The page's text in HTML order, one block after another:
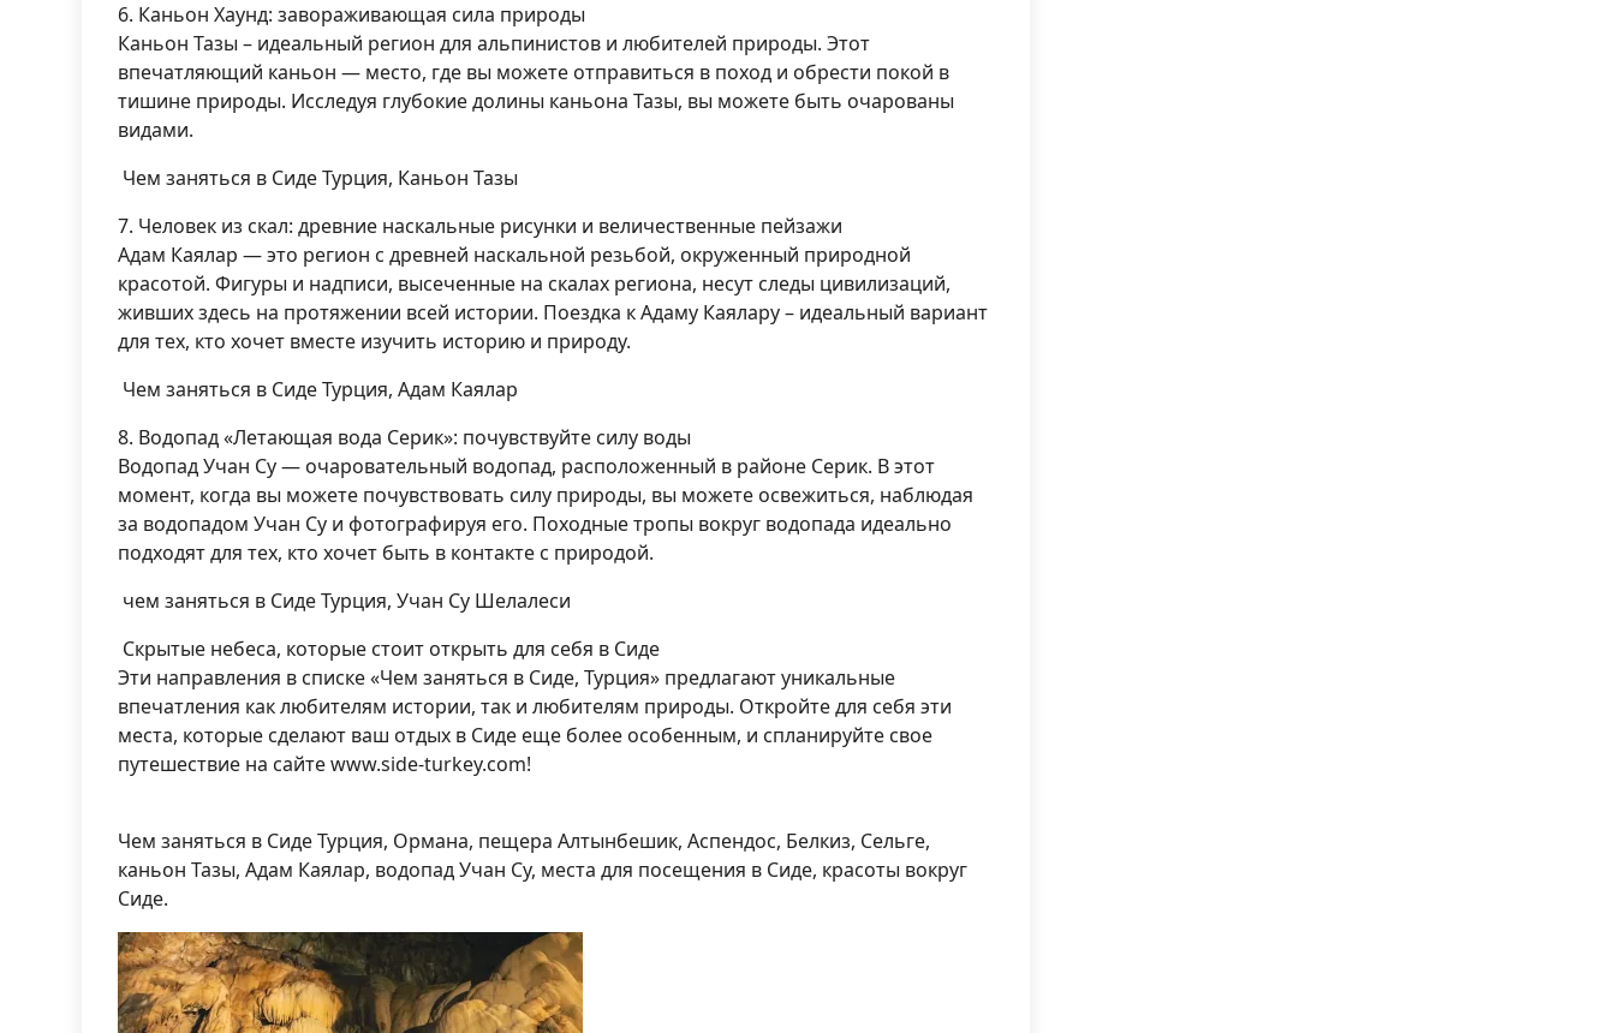
6. Каньон Хаунд: завораживающая сила природы
Каньон Тазы – идеальный регион для альпинистов и любителей природы. Этот
впечатляющий каньон — место, где вы можете отправиться в поход и обрести покой в ​​
тишине природы. Исследуя глубокие долины каньона Тазы, вы можете быть очарованы
видами.
Чем заняться в Сиде Турция, Каньон Тазы
7. Человек из скал: древние наскальные рисунки и величественные пейзажи
Адам Каялар — это регион с древней наскальной резьбой, окруженный природной
красотой. Фигуры и надписи, высеченные на скалах региона, несут следы цивилизаций,
живших здесь на протяжении всей истории. Поездка к Адаму Каялару – идеальный вариант
для тех, кто хочет вместе изучить историю и природу.
Чем заняться в Сиде Турция, Адам Каялар
8. Водопад «Летающая вода Серик»: почувствуйте силу воды
Водопад Учан Су — очаровательный водопад, расположенный в районе Серик. В этот
момент, когда вы можете почувствовать силу природы, вы можете освежиться, наблюдая
за водопадом Учан Су и фотографируя его. Походные тропы вокруг водопада идеально
подходят для тех, кто хочет быть в контакте с природой.
чем заняться в Сиде Турция, Учан Су Шелалеси
Скрытые небеса, которые стоит открыть для себя в Сиде
Эти направления в списке «Чем заняться в Сиде, Турция» предлагают уникальные
впечатления как любителям истории, так и любителям природы. Откройте для себя эти
места, которые сделают ваш отдых в Сиде еще более особенным, и спланируйте свое
путешествие на сайте www.side-turkey.com!
Чем заняться в Сиде Турция, Ормана, пещера Алтынбешик, Аспендос, Белкиз, Сельге,
каньон Тазы, Адам Каялар, водопад Учан Су, места для посещения в Сиде, красоты вокруг
Сиде.